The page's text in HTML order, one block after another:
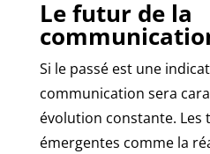
Le futur de la
Si le passé est une
communication sera
évolution constante. Les
émergentes comme la